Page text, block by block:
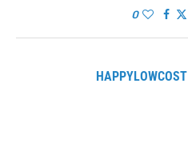
0
HAPPYLOWCOST